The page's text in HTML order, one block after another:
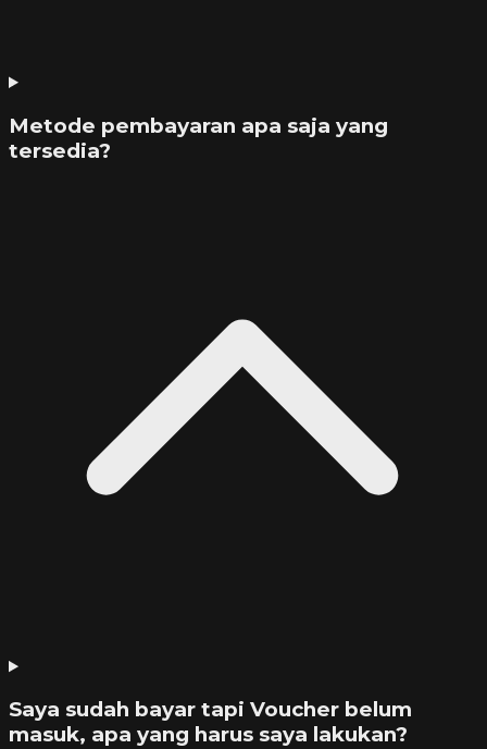
Metode pembayaran apa saja yang
tersedia?
Saya sudah bayar tapi Voucher belum
masuk, apa yang harus saya lakukan?